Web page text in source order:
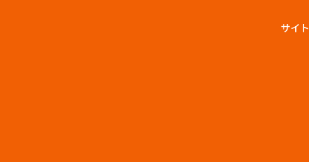
サイ